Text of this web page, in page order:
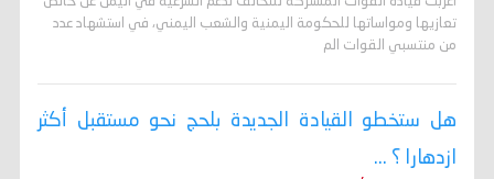
تعازيها ومواساتها للحكومة اليمنية والشعب اليمني، في استشهاد عدد
من منتسبي القوات الم
هل ستخطو القيادة الجديدة بلحج نحو مستقبل أكثر
ازدهارا ؟ ...